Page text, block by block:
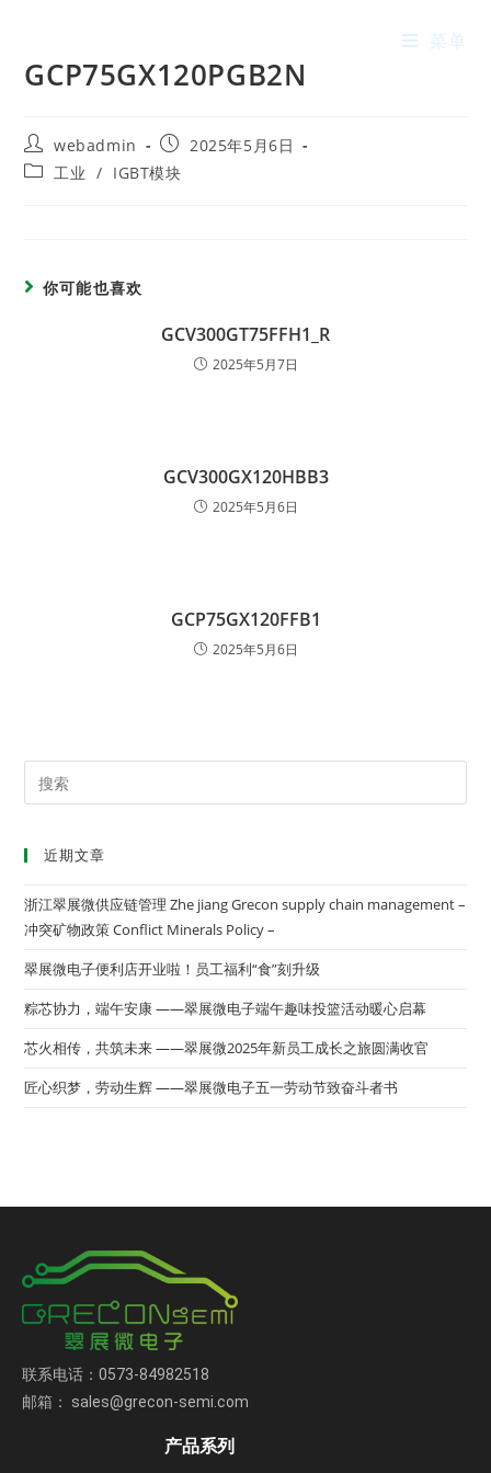
菜单
GCP75GX120PGB2N
webadmin
2025年5月6日
工业 / IGBT模块
你可能也喜欢
GCV300GT75FFH1_R
2025年5月7日
GCV300GX120HBB3
2025年5月6日
GCP75GX120FFB1
2025年5月6日
近期文章
浙江翠展微供应链管理 Zhe jiang Grecon supply chain management –
冲突矿物政策 Conflict Minerals Policy –
翠展微电子便利店开业啦！员工福利“食”刻升级
粽芯协力，端午安康 ——翠展微电子端午趣味投篮活动暖心启幕
芯火相传，共筑未来 ——翠展微2025年新员工成长之旅圆满收官
匠心织梦，劳动生辉 ——翠展微电子五一劳动节致奋斗者书
联系电话：0573-84982518
邮箱： sales@grecon-semi.com
产品系列